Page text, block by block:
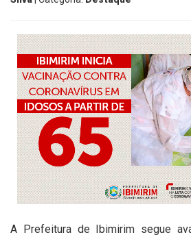
A Prefeitura de Ibimirim segue